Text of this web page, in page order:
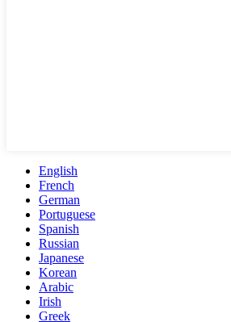
English
French
German
Portuguese
Spanish
Russian
Japanese
Korean
Arabic
Irish
Greek